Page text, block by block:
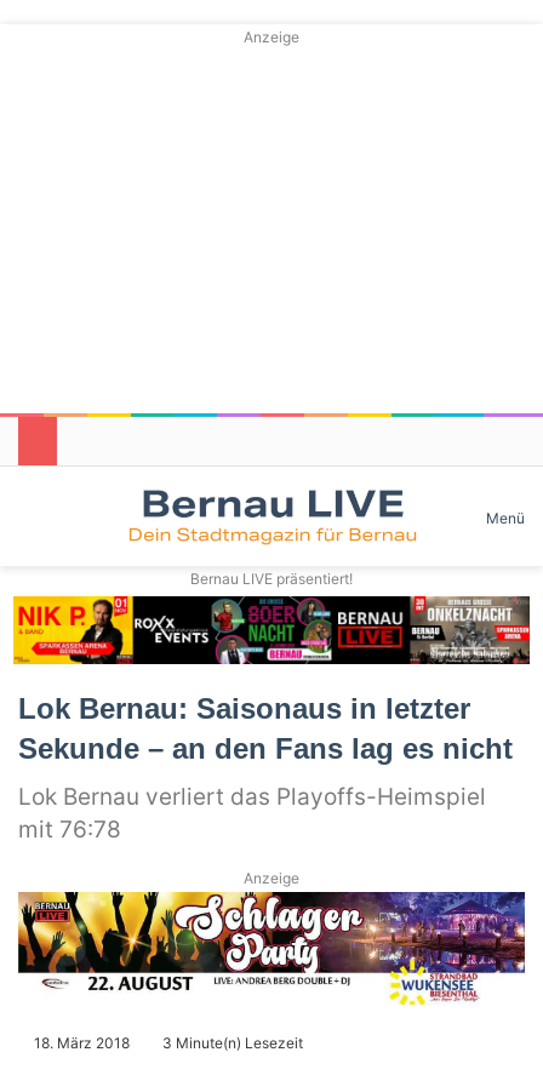
Anzeige
Skin umschalten Menü
Bernau LIVE präsentiert!
Lok Bernau: Saisonaus in letzter
Sekunde – an den Fans lag es nicht
Lok Bernau verliert das Playoffs-Heimspiel
mit 76:78
Anzeige
18. März 2018 3 Minute(n) Lesezeit